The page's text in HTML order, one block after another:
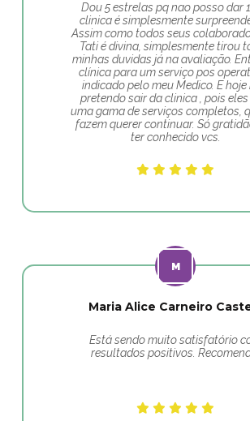
Dou 5 estrelas pq nao posso dar
clinica é simplesmente
Assim como todos seus
Tati é divina, simplesmente tirou
minhas duvidas já na avaliação.
clínica para um serviço pos
indicado pelo meu Medico. E hoje
pretendo sair da clinica , pois
uma gama de serviços completos,
fazem querer continuar. Só
ter conhecido vcs.
Maria Alice Carneiro
Está sendo muito satisfatório
resultados positivos.